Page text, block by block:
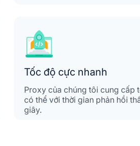
Tốc độ cực nhanh
Proxy của chúng tôi cung cấp
có thể với thời gian phản hồi
giây.